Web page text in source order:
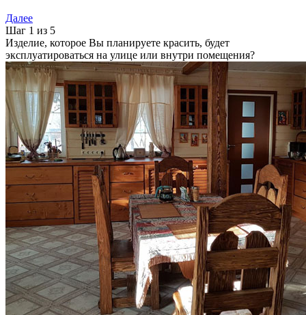
Далее
Шаг 1 из 5
Изделие, которое Вы планируете красить, будет
эксплуатироваться на улице или внутри помещения?